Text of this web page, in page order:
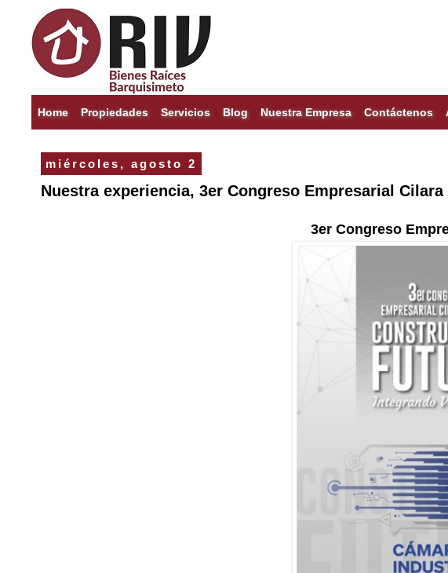
Home Propiedades Servicios Blog Nuestra Empresa Contáctenos
miércoles, agosto 2
Nuestra experiencia, 3er Congreso Empresarial Cilara
3er Congreso